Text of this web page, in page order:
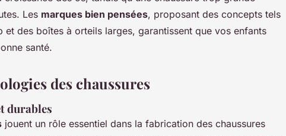
Les marques bien pensées, proposant des concepts tels
et des boîtes à orteils larges, garantissent que vos enfants
santé.
des chaussures
durables
jouent un rôle essentiel dans la fabrication des chaussures